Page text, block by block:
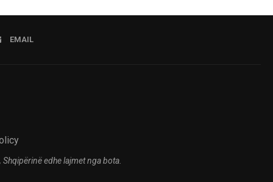
EMAIL
edhe lajmet nga bota.